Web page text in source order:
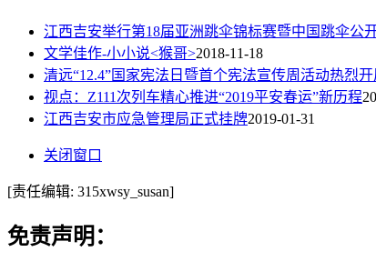
江西吉安举行第18届亚洲跳伞锦标赛暨中国跳伞公
文学佳作-小小说<猴哥>2018-11-18
清远“12.4”国家宪法日暨首个宪法宣传周活动热烈
视点：Z111次列车精心推进“2019平安春运”新历程
江西吉安市应急管理局正式挂牌2019-01-31
关闭窗口
[责任编辑: 315xwsy_susan]
免责声明：